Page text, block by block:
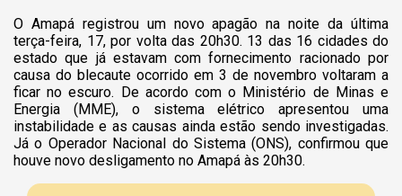
O Amapá registrou um novo apagão na noite da última
terça-feira, 17, por volta das 20h30. 13 das 16 cidades do
estado que já estavam com fornecimento racionado por
causa do blecaute ocorrido em 3 de novembro voltaram a
ficar no escuro. De acordo com o Ministério de Minas e
Energia (MME), o sistema elétrico apresentou uma
instabilidade e as causas ainda estão sendo investigadas.
Já o Operador Nacional do Sistema (ONS), confirmou que
houve novo desligamento no Amapá às 20h30.